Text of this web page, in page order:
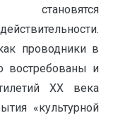
становятся
проводники в
востребованы и
ХХ века
«культурной